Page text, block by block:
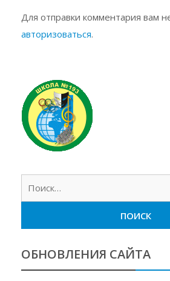
Для отправки комментария вам
авторизоваться.
ОБНОВЛЕНИЯ САЙТА